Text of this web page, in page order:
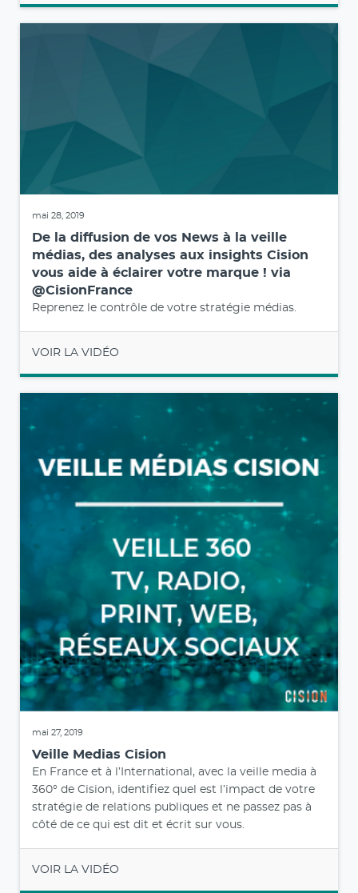
mai 28, 2019
De la diffusion de vos News à la veille
médias, des analyses aux insights Cision
vous aide à éclairer votre marque ! via
@CisionFrance
Reprenez le contrôle de votre stratégie médias.
VOIR LA VIDÉO
mai 27, 2019
Veille Medias Cision
En France et à l’International, avec la veille media à
360° de Cision, identifiez quel est l’impact de votre
stratégie de relations publiques et ne passez pas à
côté de ce qui est dit et écrit sur vous.
VOIR LA VIDÉO